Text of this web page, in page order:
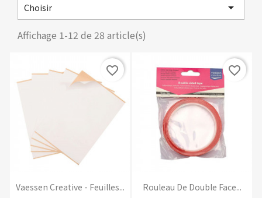
Choisir

Affichage 1-12 de 28 article(s)
Vaessen Creative - Feuilles...
favorite_border
Rouleau De Double Face...
favorite_border